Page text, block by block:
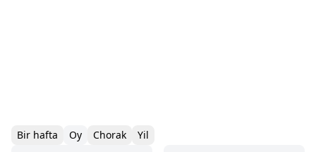
Bir hafta Oy Chorak Yil